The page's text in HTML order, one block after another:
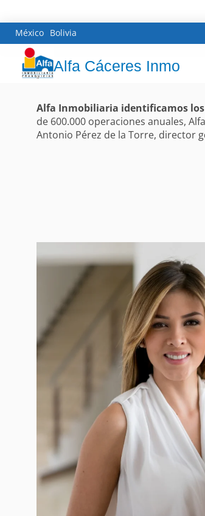
México Bolivia
Alfa Cáceres Inmo
Alfa Inmobiliaria identificamos
de 600.000 operaciones anuales,
Antonio Pérez de la Torre, director